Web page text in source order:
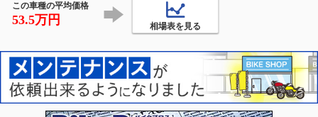
帰ったらかみさんと
この車種の平均価格
53.5万円 相場表を見る